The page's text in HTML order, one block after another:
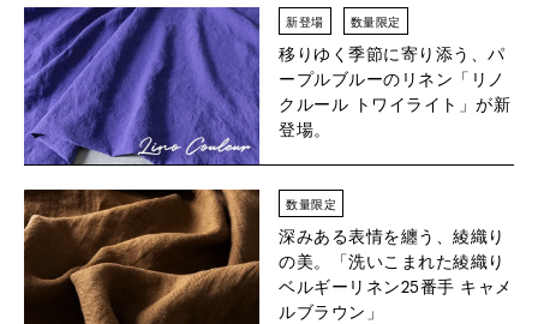
新登場 数量限定
移りゆく季節に寄り添う、パ
ープルブルーのリネン「リノ
クルール トワイライト」が新
登場。
数量限定
深みある表情を纏う、綾織り
の美。「洗いこまれた綾織り
ベルギーリネン25番手 キャメ
ルブラウン」